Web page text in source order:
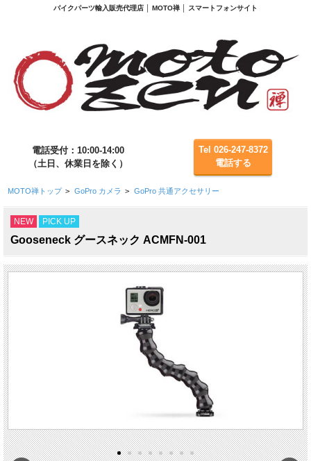
バイクパーツ輸入販売代理店 │ MOTO禅 │ スマートフォンサイト
電話受付：10:00-14:00
（土日、休業日を除く）
Tel 026-247-8372
電話する
MOTO禅トップ > GoPro カメラ > GoPro 共通アクセサリー
NEW PICK UP
Gooseneck グースネック ACMFN-001